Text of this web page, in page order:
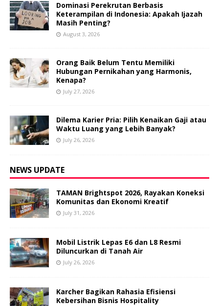
Dominasi Perekrutan Berbasis
Keterampilan di Indonesia: Apakah Ijazah
Masih Penting?
August 3, 2026
Orang Baik Belum Tentu Memiliki
Hubungan Pernikahan yang Harmonis,
Kenapa?
July 27, 2026
Dilema Karier Pria: Pilih Kenaikan Gaji atau
Waktu Luang yang Lebih Banyak?
July 26, 2026
NEWS UPDATE
TAMAN Brightspot 2026, Rayakan Koneksi
Komunitas dan Ekonomi Kreatif
July 31, 2026
Mobil Listrik Lepas E6 dan L8 Resmi
Diluncurkan di Tanah Air
July 26, 2026
Karcher Bagikan Rahasia Efisiensi
Kebersihan Bisnis Hospitality